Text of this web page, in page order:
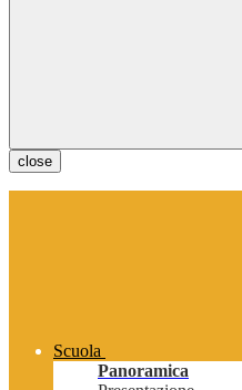
close
Scuola
Panoramica